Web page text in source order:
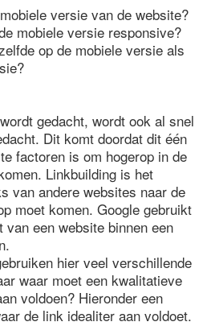
versie van de website?
mobiele versie responsive?
op de mobiele versie als
gedacht, wordt ook al snel
Dit komt doordat dit één
factoren is om hogerop in de
Linkbuilding is het
van andere websites naar de
moet komen. Google gebruikt
een website binnen een
hier veel verschillende
waar moet een kwalitatieve
voldoen? Hieronder een
de link idealiter aan voldoet.